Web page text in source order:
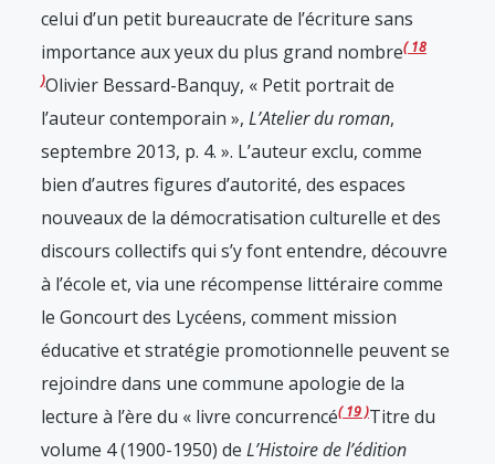
celui d’un petit bureaucrate de l’écriture sans
importance aux yeux du plus grand nombre 18
Olivier Bessard-Banquy, « Petit portrait de
l’auteur contemporain », L’Atelier du roman,
septembre 2013, p. 4. ». L’auteur exclu, comme
bien d’autres figures d’autorité, des espaces
nouveaux de la démocratisation culturelle et des
discours collectifs qui s’y font entendre, découvre
à l’école et, via une récompense littéraire comme
le Goncourt des Lycéens, comment mission
éducative et stratégie promotionnelle peuvent se
rejoindre dans une commune apologie de la
lecture à l’ère du « livre concurrencé 19 Titre du
volume 4 (1900-1950) de L’Histoire de l’édition